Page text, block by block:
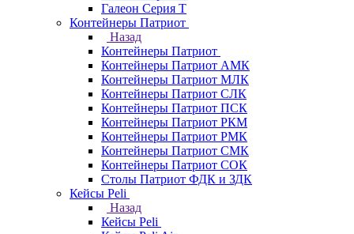
Галеон Серия Т
Контейнеры Патриот
Назад
Контейнеры Патриот
Контейнеры Патриот АМК
Контейнеры Патриот МЛК
Контейнеры Патриот CЛК
Контейнеры Патриот ПСК
Контейнеры Патриот РКМ
Контейнеры Патриот РМК
Контейнеры Патриот СМК
Контейнеры Патриот СОК
Столы Патриот ФДК и ЗДК
Кейсы Peli
Назад
Кейсы Peli